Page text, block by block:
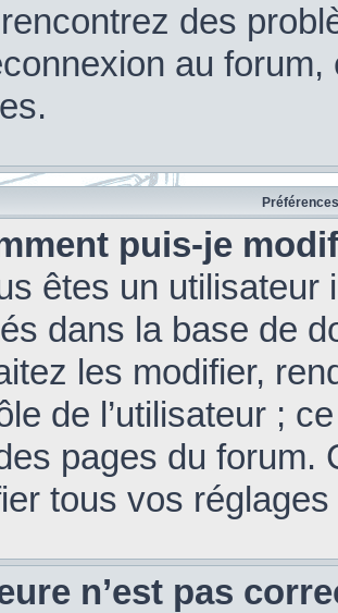
des
au
puis-je
êtes un
dans la base de
les modifier,
de l’utilisateur ;
pages du forum.
tous vos
n’est pas